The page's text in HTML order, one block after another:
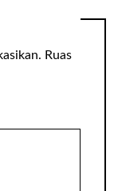
Ruas